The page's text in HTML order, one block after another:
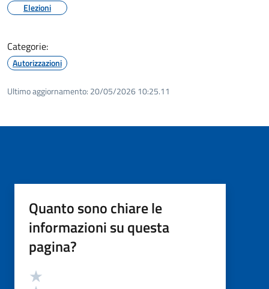
Elezioni
Categorie:
Autorizzazioni
Ultimo aggiornamento: 20/05/2026 10:25.11
Quanto sono chiare le
informazioni su questa
pagina?
Valutazione